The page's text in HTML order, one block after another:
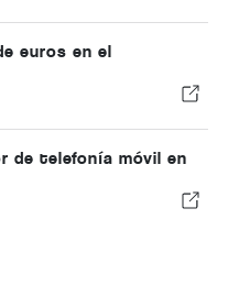
euros en el
de telefonía móvil en